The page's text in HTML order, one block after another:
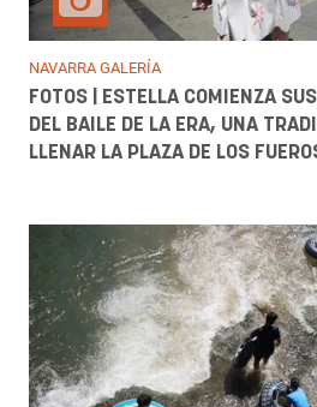
NAVARRA GALERÍA
FOTOS | ESTELLA COMIENZA
DEL BAILE DE LA ERA, UNA
LLENAR LA PLAZA DE LOS